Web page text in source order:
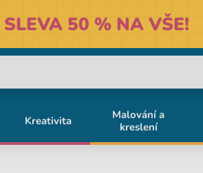
SLEVA 50 % NA VŠE!
Kreativita
Malování a
kreslení